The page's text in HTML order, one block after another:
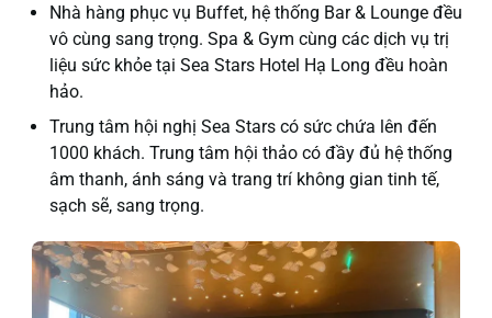
Nhà hàng phục vụ Buffet, hệ thống Bar & Lounge đều
vô cùng sang trọng. Spa & Gym cùng các dịch vụ trị
liệu sức khỏe tại Sea Stars Hotel Hạ Long đều hoàn
hảo.
Trung tâm hội nghị Sea Stars có sức chứa lên đến
1000 khách. Trung tâm hội thảo có đầy đủ hệ thống
âm thanh, ánh sáng và trang trí không gian tinh tế,
sạch sẽ, sang trọng.